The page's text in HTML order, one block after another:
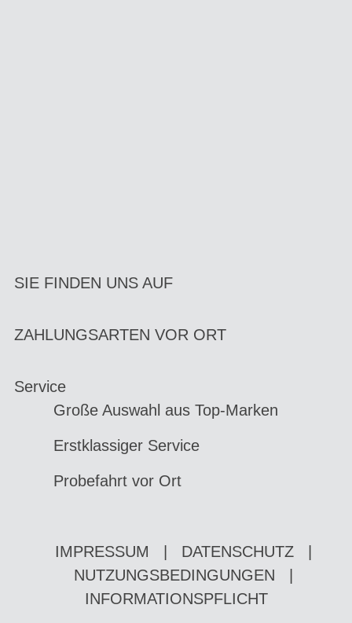
SIE FINDEN UNS AUF
ZAHLUNGSARTEN VOR ORT
Service
Große Auswahl aus Top-Marken
Erstklassiger Service
Probefahrt vor Ort
IMPRESSUM DATENSCHUTZ
NUTZUNGSBEDINGUNGEN
INFORMATIONSPFLICHT